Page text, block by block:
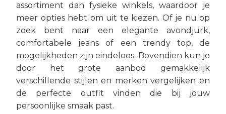
assortiment dan fysieke winkels, waardoor je
meer opties hebt om uit te kiezen. Of je nu op
zoek bent naar een elegante avondjurk,
comfortabele jeans of een trendy top, de
mogelijkheden zijn eindeloos. Bovendien kun je
door het grote aanbod gemakkelijk
verschillende stijlen en merken vergelijken en
de perfecte outfit vinden die bij jouw
persoonlijke smaak past.